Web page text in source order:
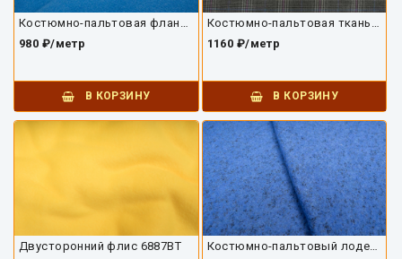
Костюмно-пальтовая фланель 6888ПТ
980 ₽/метр
В КОРЗИНУ
Костюмно-пальтовая ткань 6885ПТ
1160 ₽/метр
В КОРЗИНУ
Двусторонний флис 6887ВТ
Костюмно-пальтовый лоден 6810ПТ